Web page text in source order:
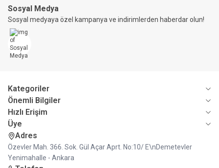
Sosyal Medya
Sosyal medyaya özel kampanya ve indirimlerden haberdar olun!
Kategoriler
Önemli Bilgiler
Hızlı Erişim
Üye
Adres
Özevler Mah. 366. Sok. Gül Açar Aprt. No:10/ E\nDemetevler
Yenimahalle - Ankara